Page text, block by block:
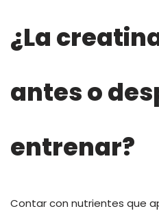
¿La
antes o
entrenar?
Contar con nutrientes que